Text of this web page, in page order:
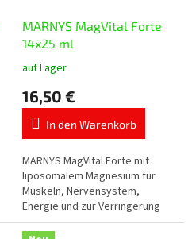
MARNYS MagVital Forte
14x25 ml
Die
Produktbewertung
ist
5,0
5
Sternen.
auf Lager
16,50 €
In den Warenkorb
MARNYS MagVital Forte mit
liposomalem Magnesium für
Muskeln, Nervensystem,
Energie und zur Verringerung
von Müdigkeit. Enthält